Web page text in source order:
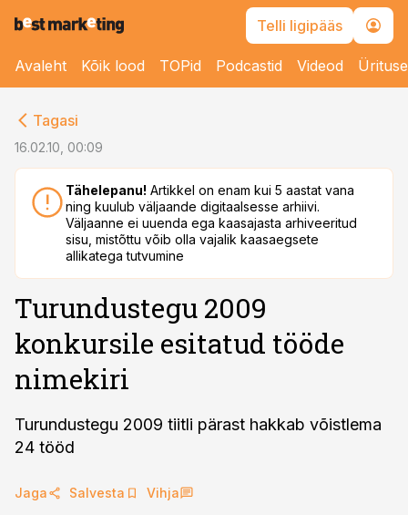
Telli ligipääs
Avaleht Kõik lood TOPid Podcastid Videod
Tagasi
16.02.10, 00:09
Tähelepanu! Artikkel on enam kui 5 aastat vana
ning kuulub väljaande digitaalsesse arhiivi.
Väljaanne ei uuenda ega kaasajasta arhiveeritud
sisu, mistõttu võib olla vajalik kaasaegsete
allikatega tutvumine
Turundustegu 2009
konkursile esitatud tööde
nimekiri
Turundustegu 2009 tiitli pärast hakkab võistlema
24 tööd
Jaga Salvesta Vihja